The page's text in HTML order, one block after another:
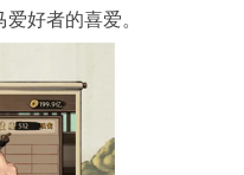
好者的喜爱。